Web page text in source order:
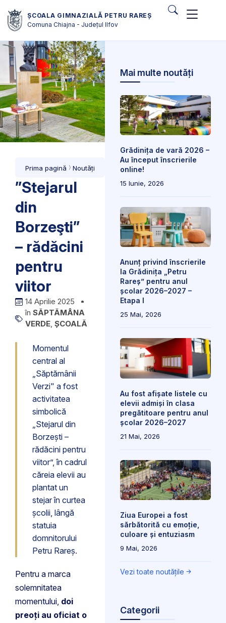
ȘCOALA GIMNAZIALĂ PETRU RAREȘ
Comuna Chiajna - Județul Ilfov
Prima pagină Noutăți
”Stejarul
din
Borzeşti”
– rădăcini
pentru
viitor
14 Aprilie 2025
în SĂPTĂMÂNA
VERDE, ȘCOALĂ
Momentul
central al
„Săptămânii
Verzi" a fost
activitatea
simbolică
„Stejarul din
Borzești –
rădăcini pentru
viitor”, în cadrul
căreia elevii au
plantat un
stejar în curtea
școlii, lângă
statuia
domnitorului
Petru Rareș.
Pentru a marca
solemnitatea
momentului, doi
preoți au oficiat o
Mai multe noutăți
Grădinița de vară 2026 –
Au început înscrierile
online!
15 Iunie, 2026
Anunț privind înscrierile
la Grădinița „Petru
Rareș” pentru anul
școlar 2026–2027 –
Etapa I
25 Mai, 2026
Au fost afișate listele cu
elevii admiși în clasa
pregătitoare pentru anul
școlar 2026–2027
21 Mai, 2026
Ziua Europei a fost
sărbătorită cu emoție,
culoare și entuziasm
9 Mai, 2026
Vezi toate noutățile
Categorii